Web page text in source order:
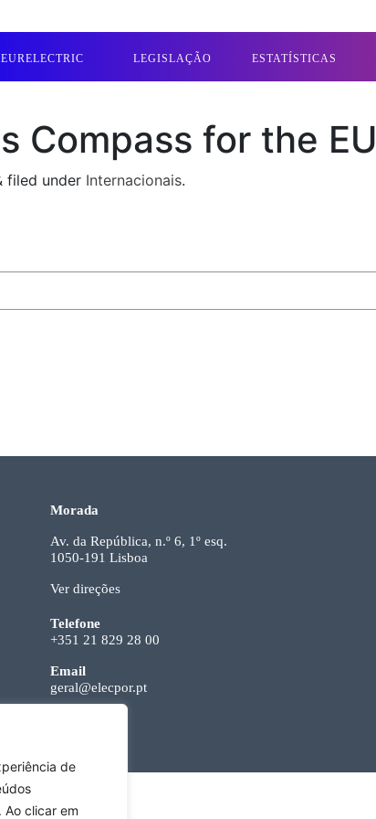
de
Ao clicar em
EURELECTRIC LEGISLAÇÃO ESTATÍSTICAS
Compass for the EU
filed under Internacionais.
Morada
Av. da República, n.º 6, 1º esq.
1050-191 Lisboa
Ver direções
Telefone
+351 21 829 28 00
Email
geral@elecpor.pt